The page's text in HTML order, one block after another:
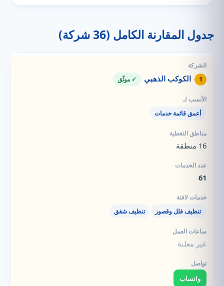
جدول المقارنة الكامل (36 شركة)
1 الكوكب الذهبي ✓ موثّق
أعمق قائمة خدمات
16 منطقة
61
تنظيف فلل وقصور تنظيف شقق
غير معلنة
واتساب